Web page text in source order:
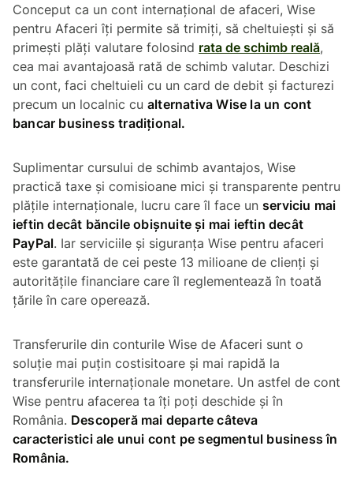
Conceput ca un cont internațional de afaceri, Wise
pentru Afaceri îți permite să trimiți, să cheltuiești și să
primești plăți valutare folosind rata de schimb reală,
cea mai avantajoasă rată de schimb valutar. Deschizi
un cont, faci cheltuieli cu un card de debit și facturezi
precum un localnic cu alternativa Wise la un cont
bancar business tradițional.
Suplimentar cursului de schimb avantajos, Wise
practică taxe și comisioane mici și transparente pentru
plățile internaționale, lucru care îl face un serviciu mai
ieftin decât băncile obișnuite și mai ieftin decât
PayPal. Iar serviciile și siguranța Wise pentru afaceri
este garantată de cei peste 13 milioane de clienți și
autoritățile financiare care îl reglementează în toată
țările în care operează.
Transferurile din conturile Wise de Afaceri sunt o
soluție mai puțin costisitoare și mai rapidă la
transferurile internaționale monetare. Un astfel de cont
Wise pentru afacerea ta îți poți deschide și în
România. Descoperă mai departe câteva
caracteristici ale unui cont pe segmentul business în
România.